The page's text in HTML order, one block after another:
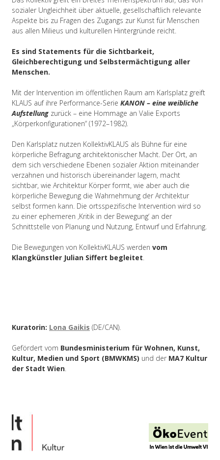
sozialer Ungleichheit über aktuelle, gesellschaftlich relevante
Aspekte bis zu Fragen des Zugangs zur Kunst für Menschen
aus allen Milieus und kulturellen Hintergründe reicht.
Es sind Statements für die Sichtbarkeit,
Gleichberechtigung und Selbstermächtigung aller
Menschen.
Mit der Intervention im öffentlichen Raum am Karlsplatz greift
KLAUS auf ihre Performance-Serie KANON – eine weibliche
Aufstellung zurück – eine Hommage an Valie Exports
„Körperkonfigurationen“ (1972–1982).
Den Karlsplatz nutzen KollektivKLAUS als Bühne für eine
körperliche Befragung architektonischer Macht. Der Ort, an
dem sich verschiedene Ebenen sozialer Aktion miteinander
verzahnen und historisch übereinander lagern, macht
sichtbar, wie Architektur Körper formt, wie aber auch die
körperliche Bewegung die Wahrnehmung der Architektur
selbst formen kann. Die ortsspezifische Intervention wird so
zu einer ephemeren ‚Kritik in der Bewegung‘ an der
Schnittstelle von Planung und Nutzung, Entwurf und Erfahrung.
Die Bewegungen von KollektivKLAUS werden vom
Klangkünstler Julian Siffert begleitet
Kuratorin: Lona Gaikis (DE/CAN).
Gefördert vom Bundesministerium für Wohnen, Kunst,
Kultur, Medien und Sport (BMWKMS) und der MA7 Kultur
der Stadt Wien